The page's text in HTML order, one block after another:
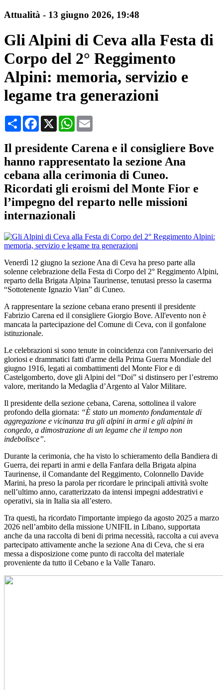
Attualità - 13 giugno 2026, 19:48
Gli Alpini di Ceva alla Festa di
Corpo del 2° Reggimento
Alpini: memoria, servizio e
legame tra generazioni
CondividiFacebook
X WhatsApp
Il presidente Carena e il consigliere Bove
hanno rappresentato la sezione Ana
cebana alla cerimonia di Cuneo.
Ricordati gli eroismi del Monte Fior e
l’impegno del reparto nelle missioni
internazionali
Venerdì 12 giugno la sezione Ana di Ceva ha preso parte alla
solenne celebrazione della Festa di Corpo del 2° Reggimento Alpini,
reparto della Brigata Alpina Taurinense, tenutasi presso la caserma
“Sottotenente Ignazio Vian” di Cuneo.
A rappresentare la sezione cebana erano presenti il presidente
Fabrizio Carena ed il consigliere Giorgio Bove. All'evento non è
mancata la partecipazione del Comune di Ceva, con il gonfalone
istituzionale.
Le celebrazioni si sono tenute in coincidenza con l'anniversario dei
gloriosi e drammatici fatti d'arme della Prima Guerra Mondiale del
giugno 1916, legati ai combattimenti del Monte Fior e di
Castelgomberto, dove gli Alpini del “Doi” si distinsero per l’estremo
valore, meritando la Medaglia d’Argento al Valor Militare.
Il presidente della sezione cebana, Carena, sottolinea il valore
profondo della giornata: “È stato un momento fondamentale di
aggregazione e vicinanza tra gli alpini in armi e gli alpini in
congedo, a dimostrazione di un legame che il tempo non
indebolisce”.
Durante la cerimonia, che ha visto lo schieramento della Bandiera di
Guerra, dei reparti in armi e della Fanfara della Brigata alpina
Taurinense, il Comandante del Reggimento, Colonnello Davide
Marini, ha preso la parola per ricordare le principali attività svolte
nell’ultimo anno, caratterizzato da intensi impegni addestrativi e
operativi, sia in Italia sia all’estero.
Tra questi, ha ricordato l'importante impiego da agosto 2025 a marzo
2026 nell’ambito della missione UNIFIL in Libano, supportata
anche da una raccolta di beni di prima necessità, raccolta a cui aveva
partecipato attivamente anche la sezione Ana di Ceva, che si era
messa a disposizione come punto di raccolta del materiale
proveniente da tutto il Cebano e la Valle Tanaro.